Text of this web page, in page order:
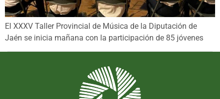
El XXXV Taller Provincial de Música de la Diputación de
Jaén se inicia mañana con la participación de 85 jóvenes